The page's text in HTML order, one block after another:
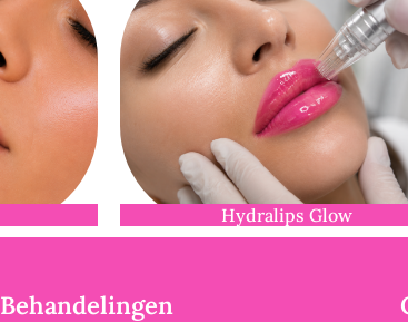
Hydralips Glow
Behandelingen